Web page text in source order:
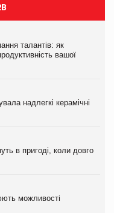
талантів: як
вашої
надлегкі керамічні
в пригоді, коли довго
можливості